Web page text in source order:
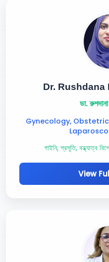
Dr. Rushdana
ডা.
Gynecology,
গাইনি, প্রসূতি, বন্ধ্যাত্ব
View